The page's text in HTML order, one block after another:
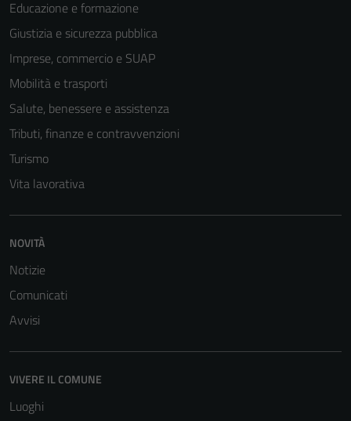
Educazione e formazione
Giustizia e sicurezza pubblica
Imprese, commercio e SUAP
Mobilità e trasporti
Salute, benessere e assistenza
Tributi, finanze e contravvenzioni
Turismo
Vita lavorativa
NOVITÀ
Notizie
Comunicati
Avvisi
VIVERE IL COMUNE
Luoghi